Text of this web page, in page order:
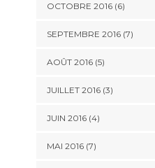
OCTOBRE 2016 (6)
SEPTEMBRE 2016 (7)
AOÛT 2016 (5)
JUILLET 2016 (3)
JUIN 2016 (4)
MAI 2016 (7)